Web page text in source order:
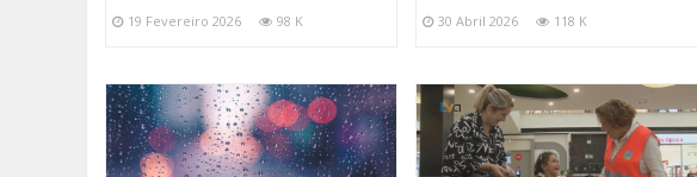
19 Fevereiro 2026 98 K 30 Abril 2026 118 K